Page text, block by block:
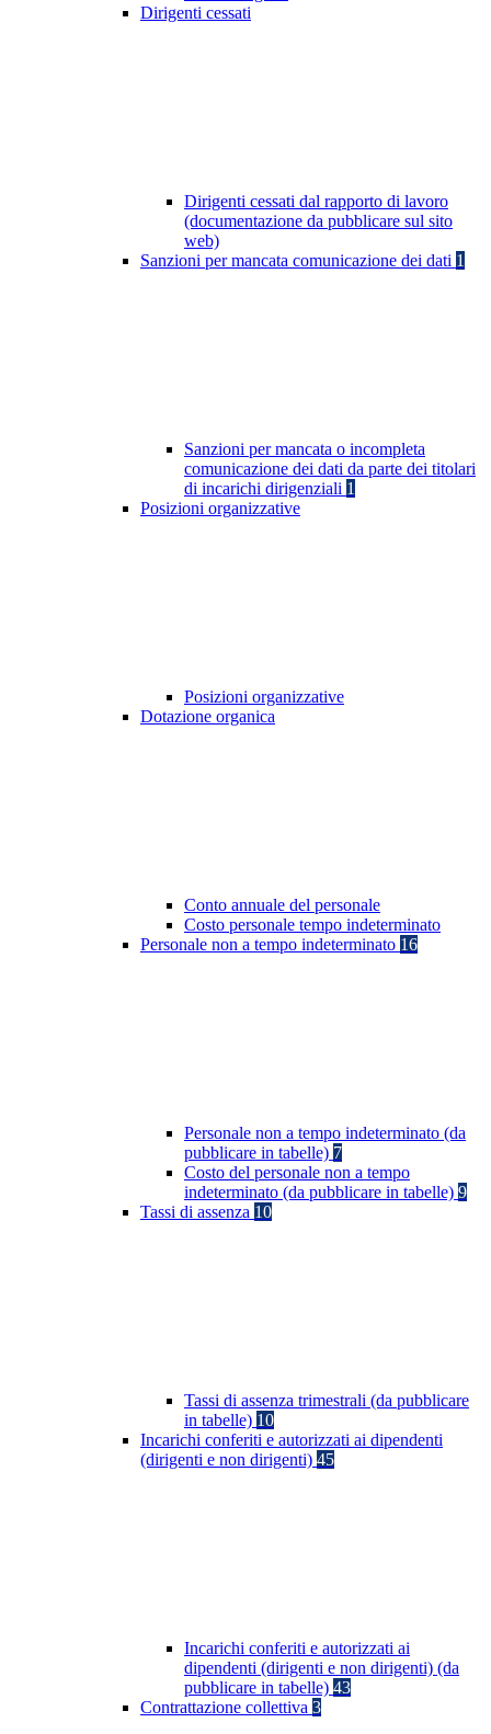
Dirigenti cessati
Dirigenti cessati dal rapporto di lavoro
(documentazione da pubblicare sul sito
web)
Sanzioni per mancata comunicazione dei dati 1
Sanzioni per mancata o incompleta
comunicazione dei dati da parte dei titolari
di incarichi dirigenziali 1
Posizioni organizzative
Posizioni organizzative
Dotazione organica
Conto annuale del personale
Costo personale tempo indeterminato
Personale non a tempo indeterminato 16
Personale non a tempo indeterminato (da
pubblicare in tabelle) 7
Costo del personale non a tempo
indeterminato (da pubblicare in tabelle) 9
Tassi di assenza 10
Tassi di assenza trimestrali (da pubblicare
in tabelle) 10
Incarichi conferiti e autorizzati ai dipendenti
(dirigenti e non dirigenti) 45
Incarichi conferiti e autorizzati ai
dipendenti (dirigenti e non dirigenti) (da
pubblicare in tabelle) 43
Contrattazione collettiva 3